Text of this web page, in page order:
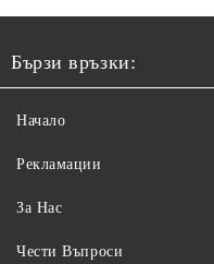
Бързи връзки:
Начало
Рекламации
За Нас
Чести Въпроси